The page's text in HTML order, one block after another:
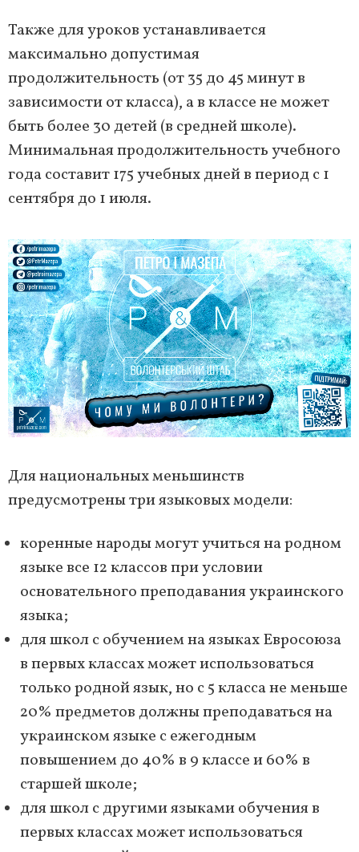
Также для уроков устанавливается
максимально допустимая
продолжительность (от 35 до 45 минут в
зависимости от класса), а в классе не может
быть более 30 детей (в средней школе).
Минимальная продолжительность учебного
года составит 175 учебных дней в период с 1
сентября до 1 июля.
Для национальных меньшинств
предусмотрены три языковых модели:
коренные народы могут учиться на родном
языке все 12 классов при условии
основательного преподавания украинского
языка;
для школ с обучением на языках Евросоюза
в первых классах может использоваться
только родной язык, но с 5 класса не меньше
20% предметов должны преподаваться на
украинском языке с ежегодным
повышением до 40% в 9 классе и 60% в
старшей школе;
для школ с другими языками обучения в
первых классах может использоваться